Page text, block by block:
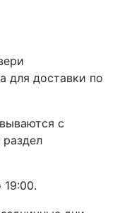
для доставки по
с